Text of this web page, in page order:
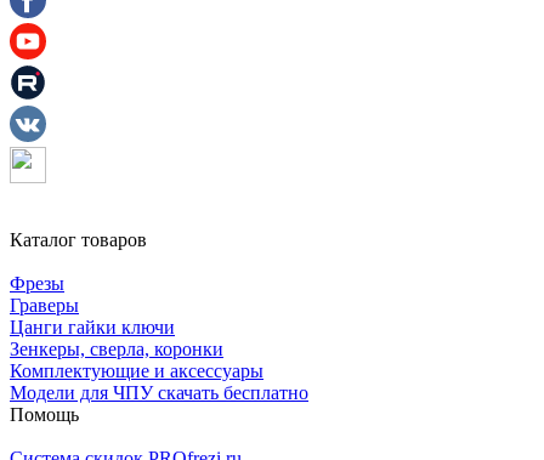
Каталог товаров
Фрезы
Граверы
Цанги гайки ключи
Зенкеры, сверла, коронки
Комплектующие и аксессуары
Модели для ЧПУ скачать бесплатно
Помощь